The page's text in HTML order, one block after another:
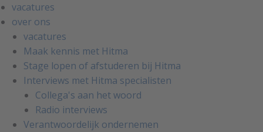
vacatures
over ons
vacatures
Maak kennis met Hitma
Stage lopen of afstuderen bij Hitma
Interviews met Hitma specialisten
Collega's aan het woord
Radio interviews
Verantwoordelijk ondernemen